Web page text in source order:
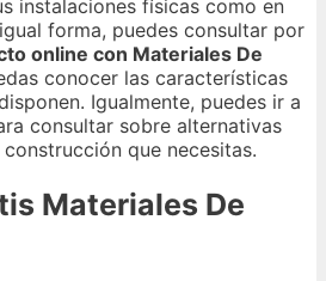
instalaciones físicas como en
forma, puedes consultar por
online con Materiales De
conocer las características
Igualmente, puedes ir a
consultar sobre alternativas
que necesitas.
Materiales De